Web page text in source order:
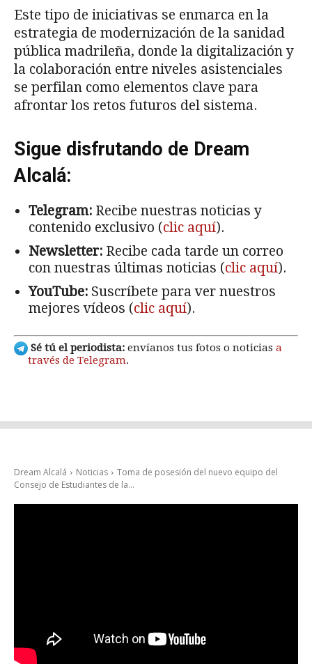
Este tipo de iniciativas se enmarca en la
estrategia de modernización de la sanidad
pública madrileña, donde la digitalización y
la colaboración entre niveles asistenciales
se perfilan como elementos clave para
afrontar los retos futuros del sistema.
Sigue disfrutando de Dream
Alcalá:
Telegram: Recibe nuestras noticias y
contenido exclusivo (clic aquí).
Newsletter: Recibe cada tarde un correo
con nuestras últimas noticias (clic aquí).
YouTube: Suscríbete para ver nuestros
mejores vídeos (clic aquí).
Sé tú el periodista: envíanos tus fotos o noticias a
través de Telegram.